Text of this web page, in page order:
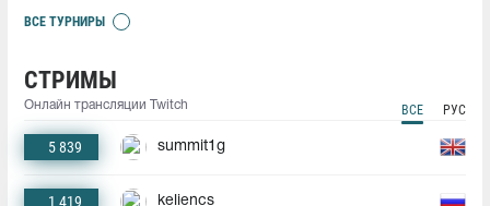
ВСЕ ТУРНИРЫ
СТРИМЫ
Онлайн трансляции Twitch ВСЕ РУС
5 839 summit1g
1 419 keliencs